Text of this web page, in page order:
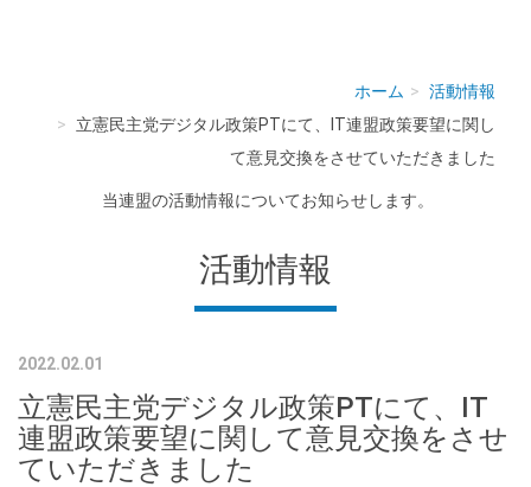
ホーム
活動情報
立憲民主党デジタル政策PTにて、IT連盟政策要望に関し
て意見交換をさせていただきました
当連盟の活動情報についてお知らせします。
活動情報
2022.02.01
立憲民主党デジタル政策PTにて、IT
連盟政策要望に関して意見交換をさせ
ていただきました